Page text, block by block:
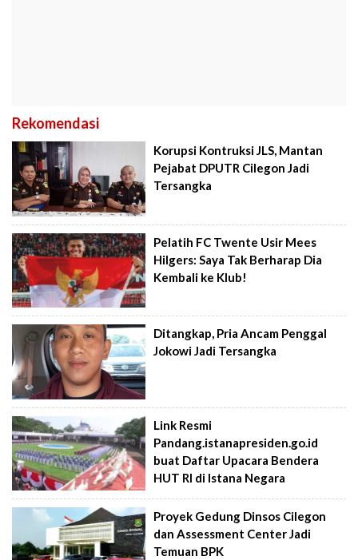
Rekomendasi
Korupsi Kontruksi JLS, Mantan
Pejabat DPUTR Cilegon Jadi
Tersangka
Pelatih FC Twente Usir Mees
Hilgers: Saya Tak Berharap Dia
Kembali ke Klub!
Ditangkap, Pria Ancam Penggal
Jokowi Jadi Tersangka
Link Resmi
Pandang.istanapresiden.go.id
buat Daftar Upacara Bendera
HUT RI di Istana Negara
Proyek Gedung Dinsos Cilegon
dan Assessment Center Jadi
Temuan BPK